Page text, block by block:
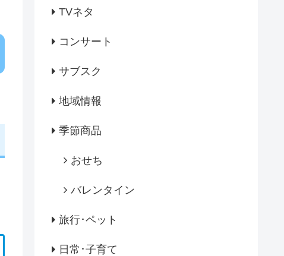
TVネタ
コンサート
サブスク
地域情報
季節商品
おせち
バレンタイン
旅行･ペット
日常･子育て